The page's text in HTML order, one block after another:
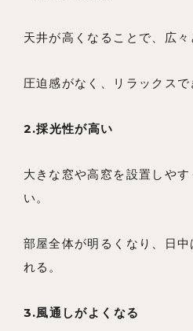
天井が高くなることで、広々
圧迫感がなく、リラックスで
2.採光性が高い
大きな窓や高窓を設置しや
い。
部屋全体が明るくなり、日
れる。
3.風通しがよくなる